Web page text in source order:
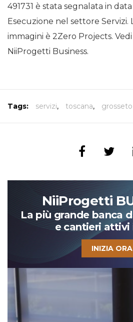
491731 è stata segnalata in
Esecuzione nel settore Servizi.
immagini è 2Zero Projects.
NiiProgetti Business.
Tags: servizi, toscana, grosseto
NiiProgetti
La più grande banca
e cantieri attivi
INIZIA ORA